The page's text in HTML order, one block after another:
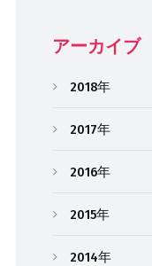
アーカイブ
2018年
2017年
2016年
2015年
2014年